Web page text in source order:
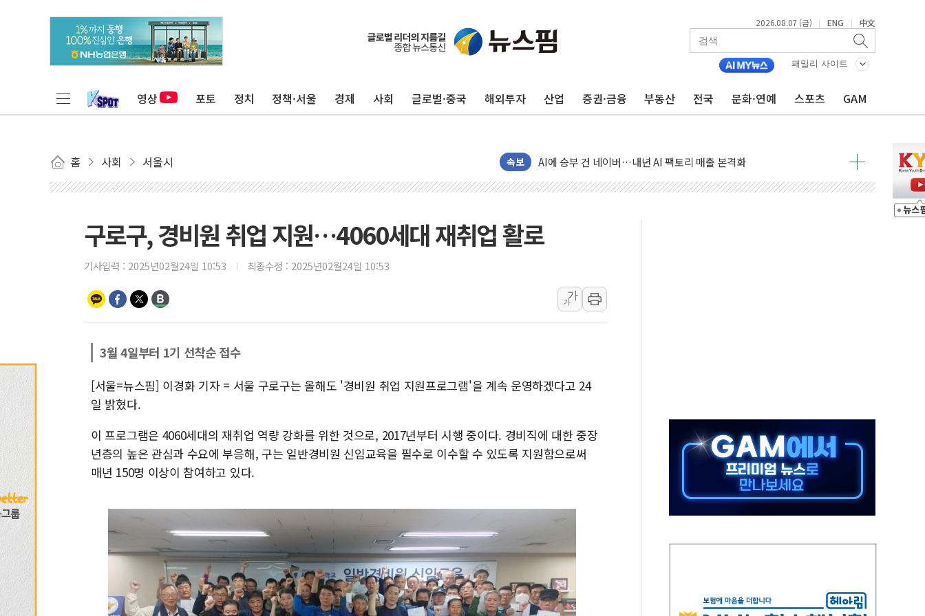
2026.08.07 (금) | ENG | 中文
패밀리 사이트
영상 포토 정치 정책·서울 경제 사회 글로벌·중국 해외투자 산업 증권·금융 부동산 전국 문화·연예 스포츠 GAM
홈 사회 서울시 속보
"최대 2시간 앞서 침수 예측"…건설연, AI 위험기상 기술 개발
유니슨 "국내생산세액공제·인증제도 개선 수혜 기대"
장동혁 "규제와 대출 풀고 재개발·재건축 촉진하는 것이 부동산 정상화"
[속보] 종합특검, '尹 관저 이전 감사 무마' 유병호 감사위원 구속 기소
日, 4~6월 105조원 환시 개입...4월 말 '56조원' 사상 최대
오렌지플래닛 창업재단, 스타트업 지원 프로그램 성료
장동혁 "집값 올려놓고 국민만 잡아"
[속보] '해병 순직 책임' 임성근 전 사단장 항소심도 징역 3년 선고
경찰, '강북구 오피스텔 살인' 50대 남성 구속 송치
"취약계층에 더 가혹한 여름"…구윤철, 쪽방촌 폭염 대응상황 점검
전국 그늘막 4만개 육박 7년 새 7배 늘었다...폭염 대책비는 8.6배 증가
에어프레미아, 호치민 노선 재개...3년 2개월 만
티엠씨, 220억원 규모 美 전력 케이블 수주
구로구, 경비원 취업 지원…4060세대 재취업 활로
기사입력 : 2025년02월24일 10:53 최종수정 : 2025년02월24일 10:53
가
가
3월 4일부터 1기 선착순 접수
[서울=뉴스핌] 이경화 기자 = 서울 구로구는 올해도 '경비원 취업 지원프로그램'을 계속 운영하겠다고 24
일 밝혔다.
이 프로그램은 4060세대의 재취업 역량 강화를 위한 것으로, 2017년부터 시행 중이다. 경비직에 대한 중장
년층의 높은 관심과 수요에 부응해, 구는 일반경비원 신임교육을 필수로 이수할 수 있도록 지원함으로써
매년 150명 이상이 참여하고 있다.